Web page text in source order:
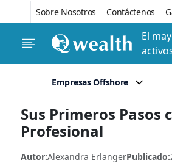
Sobre Nosotros Contáctenos
El
Empresas Offshore
Sus Primeros
Profesional
Autor:Alexandra ErlangerPublicado: